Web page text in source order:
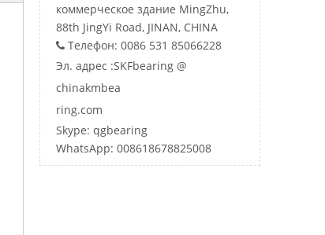
коммерческое здание MingZhu,
88th JingYi Road, JINAN, CHINA
 Телефон: 0086 531 85066228
Эл. адрес :SKFbearing @
chinakmbea
ring.com
Skype: qgbearing
WhatsApp: 008618678825008